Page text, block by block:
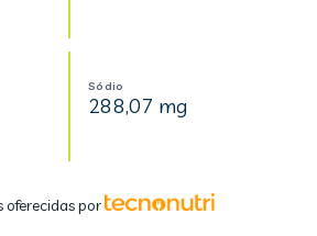
Sódio
288,07 mg
oferecidas por